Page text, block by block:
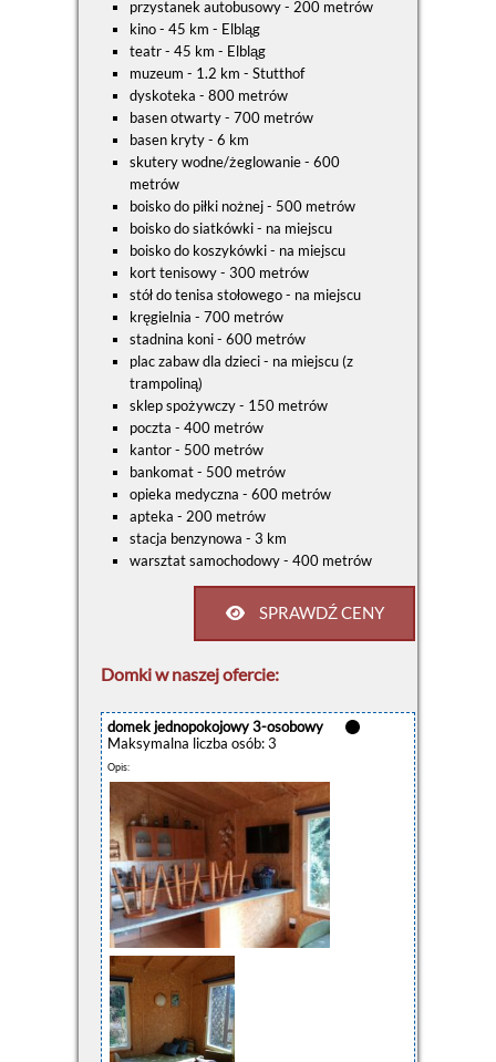
przystanek autobusowy - 200 metrów
kino - 45 km - Elbląg
teatr - 45 km - Elbląg
muzeum - 1.2 km - Stutthof
dyskoteka - 800 metrów
basen otwarty - 700 metrów
basen kryty - 6 km
skutery wodne/żeglowanie - 600
metrów
boisko do piłki nożnej - 500 metrów
boisko do siatkówki - na miejscu
boisko do koszykówki - na miejscu
kort tenisowy - 300 metrów
stół do tenisa stołowego - na miejscu
kręgielnia - 700 metrów
stadnina koni - 600 metrów
plac zabaw dla dzieci - na miejscu (z
trampoliną)
sklep spożywczy - 150 metrów
poczta - 400 metrów
kantor - 500 metrów
bankomat - 500 metrów
opieka medyczna - 600 metrów
apteka - 200 metrów
stacja benzynowa - 3 km
warsztat samochodowy - 400 metrów
SPRAWDŹ CENY
Domki w naszej ofercie:
domek jednopokojowy 3-osobowy
Maksymalna liczba osób: 3
Opis: